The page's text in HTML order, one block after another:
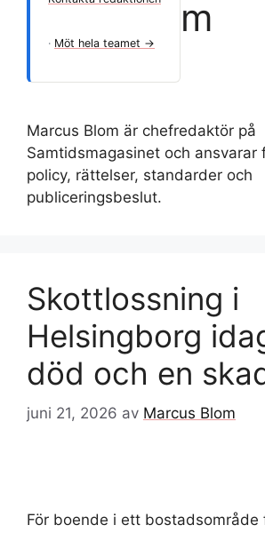
· Möt hela teamet →
Marcus Blom är chefredaktör på
Samtidsmagasinet och ansvarar
policy, rättelser, standarder och
publiceringsbeslut.
Skottlossning i
Helsingborg
död och en
juni 21, 2026 av Marcus Blom
För boende i ett bostadsområde